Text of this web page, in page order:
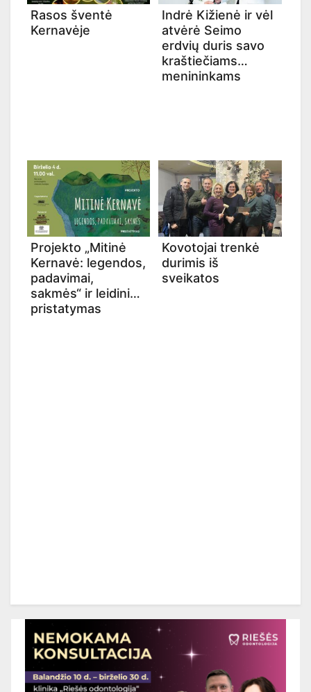
Rasos šventė
Kernavėje
Indrė Kižienė ir vėl
atvėrė Seimo
erdvių duris savo
kraštiečiams
menininkams
Projekto „Mitinė
Kernavė: legendos,
padavimai,
sakmės“ ir leidinio
pristatymas
Kovotojai trenkė
durimis iš
sveikatos